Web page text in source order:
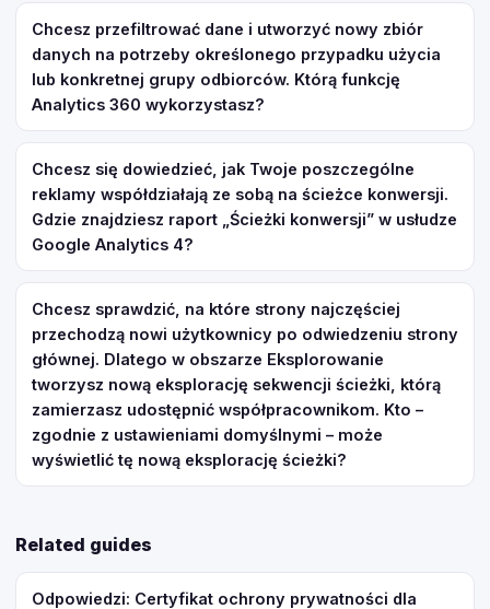
Chcesz przefiltrować dane i utworzyć nowy zbiór
danych na potrzeby określonego przypadku użycia
lub konkretnej grupy odbiorców. Którą funkcję
Analytics 360 wykorzystasz?
Chcesz się dowiedzieć, jak Twoje poszczególne
reklamy współdziałają ze sobą na ścieżce konwersji.
Gdzie znajdziesz raport „Ścieżki konwersji” w usłudze
Google Analytics 4?
Chcesz sprawdzić, na które strony najczęściej
przechodzą nowi użytkownicy po odwiedzeniu strony
głównej. Dlatego w obszarze Eksplorowanie
tworzysz nową eksplorację sekwencji ścieżki, którą
zamierzasz udostępnić współpracownikom. Kto –
zgodnie z ustawieniami domyślnymi – może
wyświetlić tę nową eksplorację ścieżki?
Related guides
Odpowiedzi: Certyfikat ochrony prywatności dla